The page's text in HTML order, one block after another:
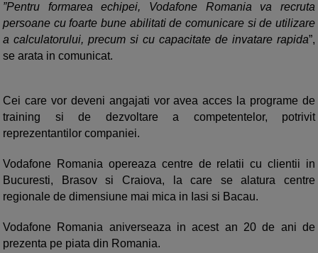
”Pentru formarea echipei, Vodafone Romania va recruta
persoane cu foarte bune abilitati de comunicare si de utilizare
a calculatorului, precum si cu capacitate de invatare rapida”,
se arata in comunicat.
Cei care vor deveni angajati vor avea acces la programe de
training si de dezvoltare a competentelor, potrivit
reprezentantilor companiei.
Vodafone Romania opereaza centre de relatii cu clientii in
Bucuresti, Brasov si Craiova, la care se alatura centre
regionale de dimensiune mai mica in Iasi si Bacau.
Vodafone Romania aniverseaza in acest an 20 de ani de
prezenta pe piata din Romania.